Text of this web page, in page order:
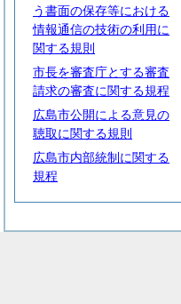
う書面の保存等における
情報通信の技術の利用に
関する規則
市長を審査庁とする審査
請求の審査に関する規程
広島市公開による意見の
聴取に関する規則
広島市内部統制に関する
規程